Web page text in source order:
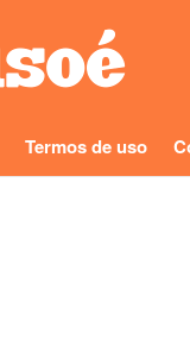
Termos de uso